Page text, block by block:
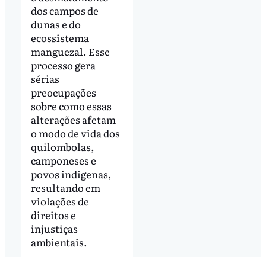
dos campos de
dunas e do
ecossistema
manguezal. Esse
processo gera
sérias
preocupações
sobre como essas
alterações afetam
o modo de vida dos
quilombolas,
camponeses e
povos indígenas,
resultando em
violações de
direitos e
injustiças
ambientais.